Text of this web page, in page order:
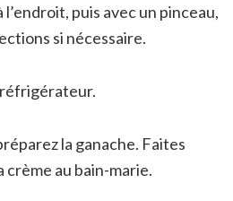
puis avec un pinceau,
si nécessaire.
réfrigérateur.
la ganache. Faites
au bain-marie.